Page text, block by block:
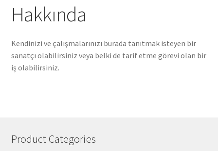
Campaigns
Contact Us
Hakkında
Kendinizi ve çalışmalarınızı burada tanıtmak isteyen bir
sanatçı olabilirsiniz veya belki de tarif etme görevi olan bir
iş olabilirsiniz.
Product Categories